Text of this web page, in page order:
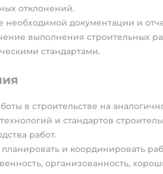
отклонений.
необходимой документации и
выполнения строительных
стандартами.
в строительстве на
и стандартов
работ.
и координировать
организованность,